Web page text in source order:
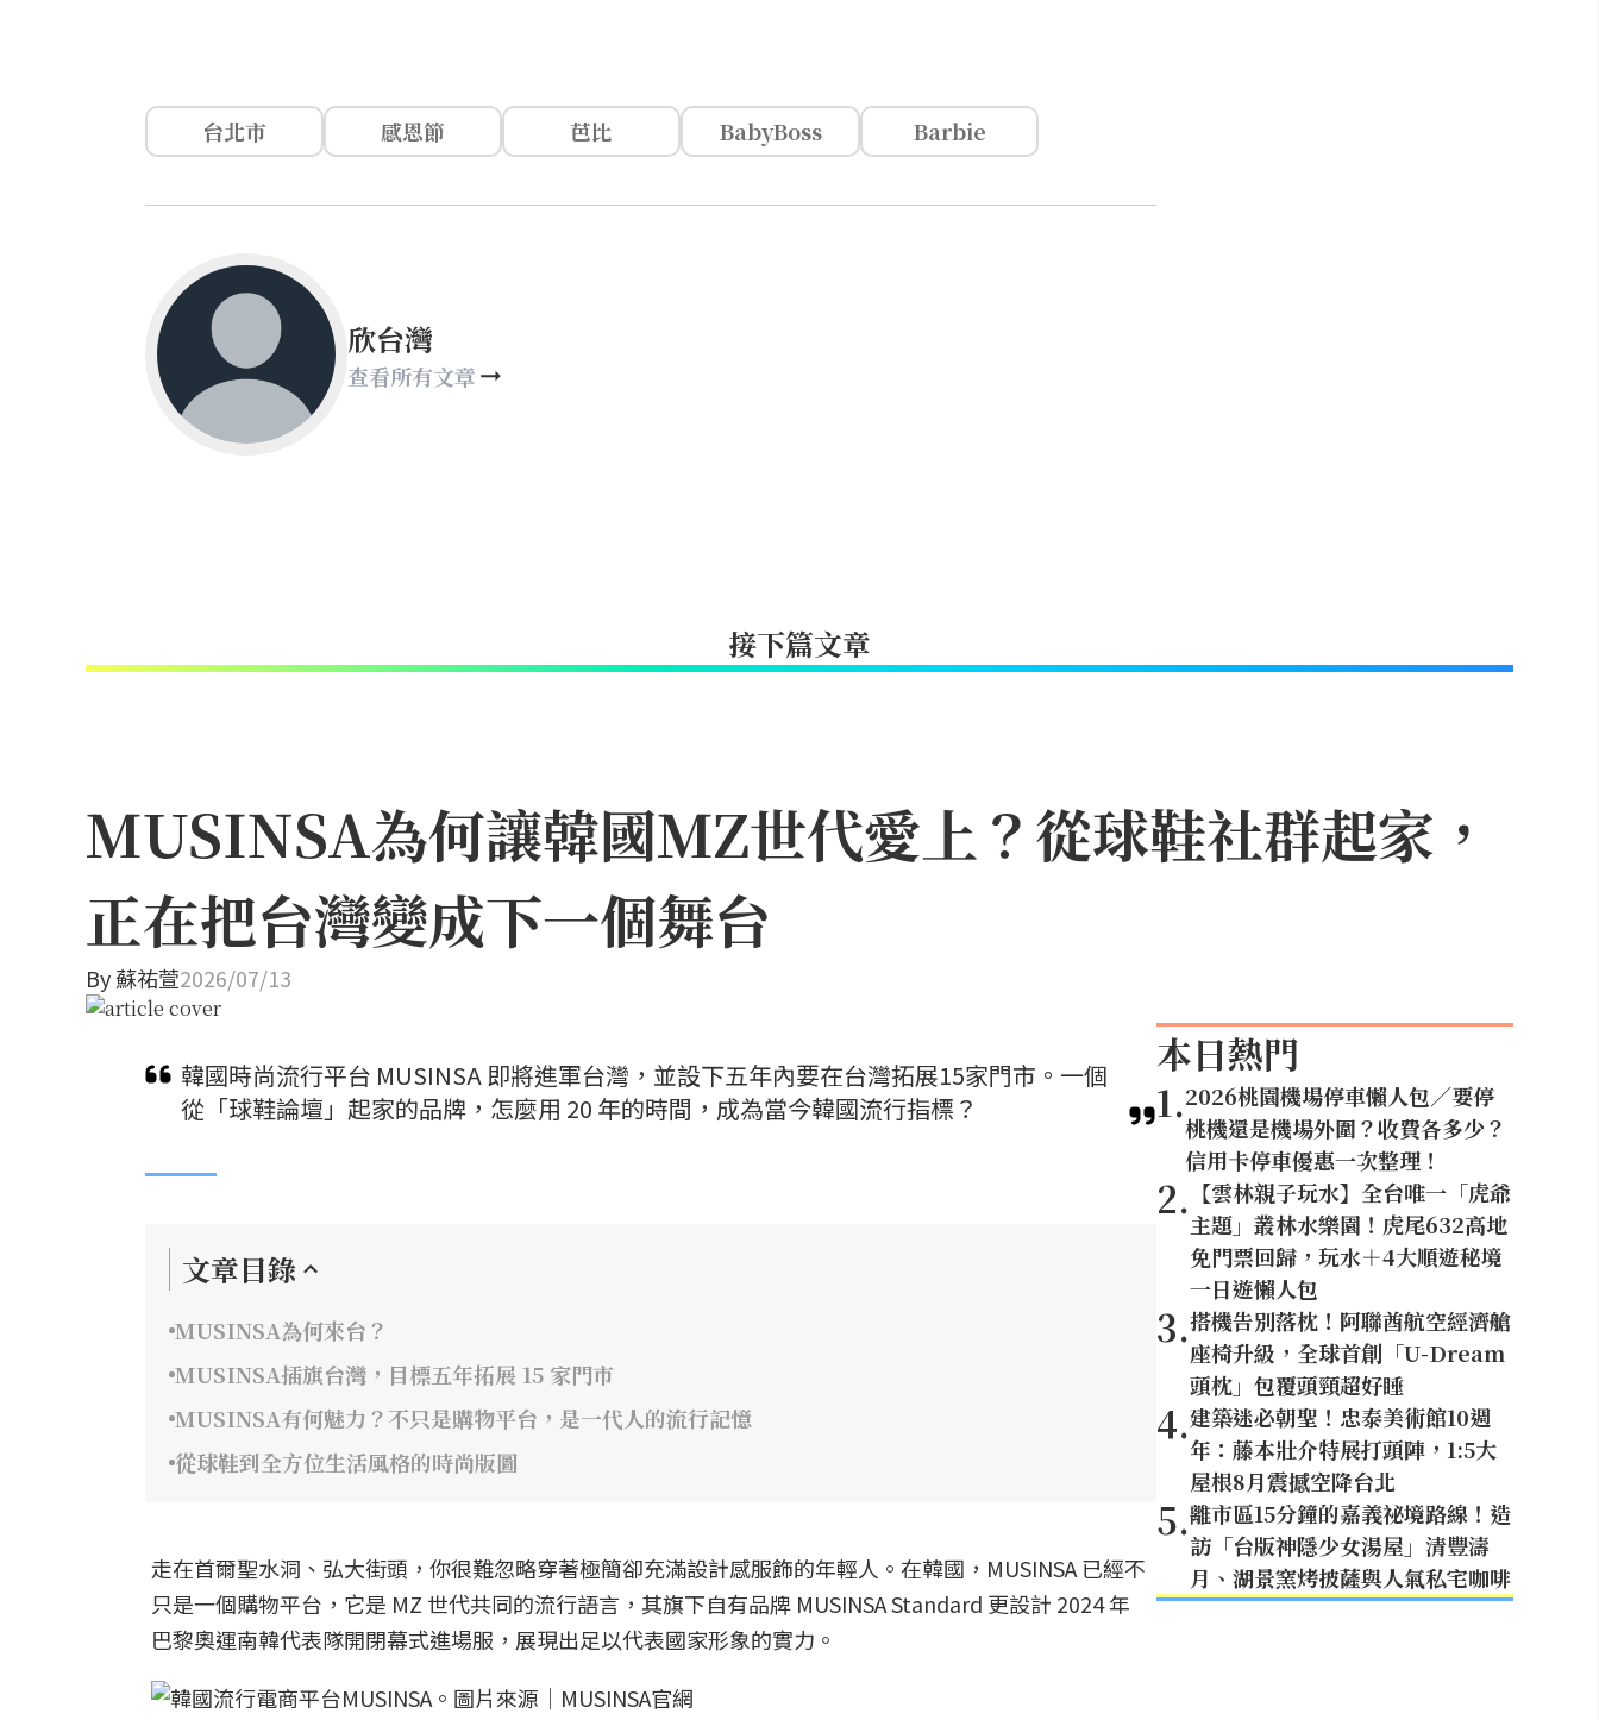
台北市 感恩節 芭比 BabyBoss Barbie
欣台灣
查看所有文章
接下篇文章
MUSINSA為何讓韓國MZ世代愛上？從球鞋社群起家，
正在把台灣變成下一個舞台
By蘇祐萱2026/07/13
韓國時尚流行平台 MUSINSA 即將進軍台灣，並設下五年內要在台灣拓展15家門市。一個
從「球鞋論壇」起家的品牌，怎麼用 20 年的時間，成為當今韓國流行指標？
文章目錄
MUSINSA為何來台？
MUSINSA插旗台灣，目標五年拓展 15 家門市
MUSINSA有何魅力？不只是購物平台，是一代人的流行記憶
從球鞋到全方位生活風格的時尚版圖
走在首爾聖水洞、弘大街頭，你很難忽略穿著極簡卻充滿設計感服飾的年輕人。在韓國，MUSINSA 已經不
只是一個購物平台，它是 MZ 世代共同的流行語言，其旗下自有品牌 MUSINSA Standard 更設計 2024 年
巴黎奧運南韓代表隊開閉幕式進場服，展現出足以代表國家形象的實力。
本日熱門
1.2026桃園機場停車懶人包／要停
桃機還是機場外圍？收費各多少？
信用卡停車優惠一次整理！
2. 【雲林親子玩水】全台唯一「虎爺
主題」叢林水樂園！虎尾632高地
免門票回歸，玩水＋4大順遊秘境
一日遊懶人包
3.搭機告別落枕！阿聯酋航空經濟艙
座椅升級，全球首創「U-Dream
頭枕」包覆頭頸超好睡
4.建築迷必朝聖！忠泰美術館10週
年：藤本壯介特展打頭陣，1:5大
屋根8月震撼空降台北
5.離市區15分鐘的嘉義祕境路線！造
訪「台版神隱少女湯屋」清豐濤
月、湖景窯烤披薩與人氣私宅咖啡